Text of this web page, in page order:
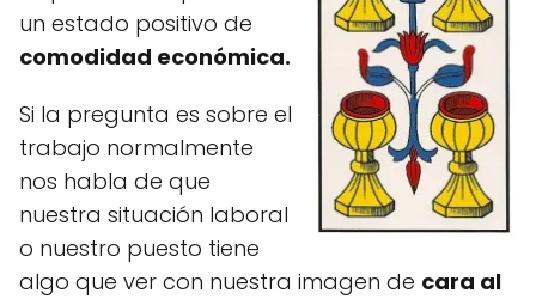
un estado positivo de
comodidad económica.
Si la pregunta es sobre el
trabajo normalmente
nos habla de que
nuestra situación laboral
o nuestro puesto tiene
algo que ver con nuestra imagen de cara al